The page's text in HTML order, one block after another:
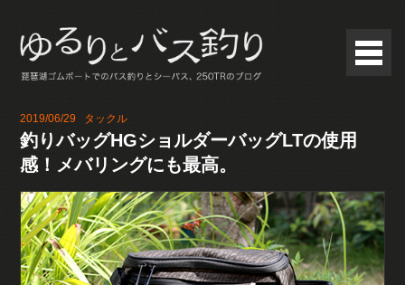
2019/06/29 タックル
釣りバッグHGショルダーバッグLTの使用
感！メバリングにも最高。